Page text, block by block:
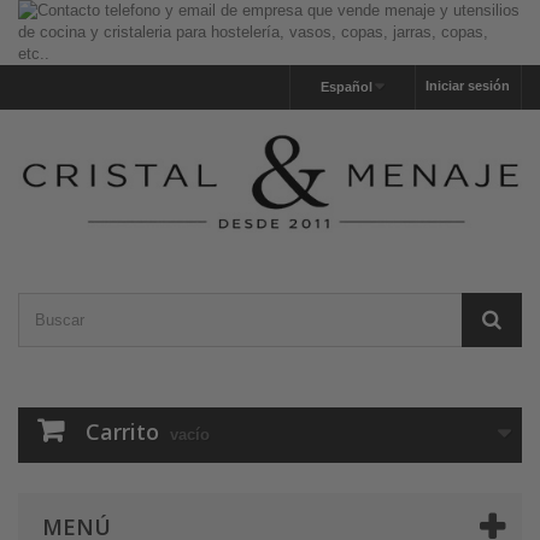
Iniciar sesión
Español
Carrito vacío
MENÚ